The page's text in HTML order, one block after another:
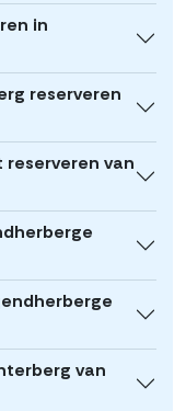
in
reserveren
van
van